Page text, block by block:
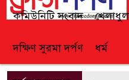
কমিউনিটি সংবাদ
দক্ষিণ সুরমা দর্পণ ধর্ম